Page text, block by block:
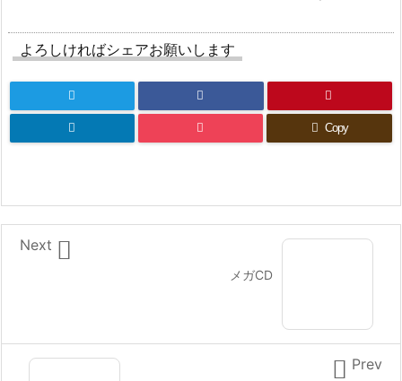
よろしければシェアお願いします
Copy
メガCD

Next
 Prev